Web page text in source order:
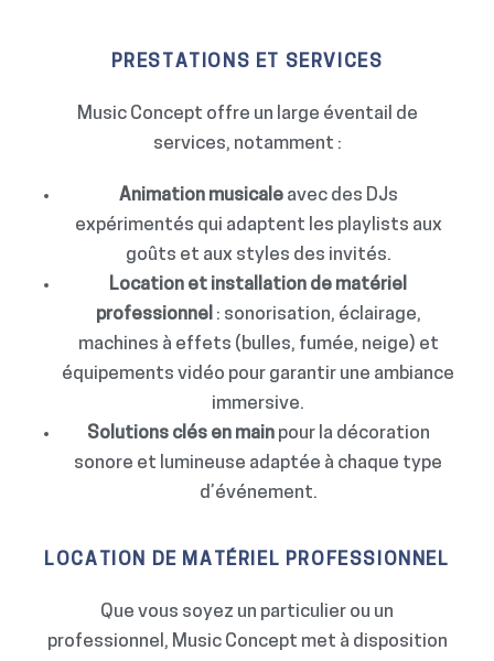
PRESTATIONS ET SERVICES
Music Concept offre un large éventail de
services, notamment :
Animation musicaleavec des DJs
expérimentés qui adaptent les playlists aux
goûts et aux styles des invités.
Location et installation de matériel
professionnel : sonorisation, éclairage,
machines à effets (bulles, fumée, neige) et
équipements vidéo pour garantir une ambiance
immersive.
Solutions clés en mainpour la décoration
sonore et lumineuse adaptée à chaque type
d’événement.
LOCATION DE MATÉRIEL PROFESSIONNEL
Que vous soyez un particulier ou un
professionnel, Music Concept met à disposition